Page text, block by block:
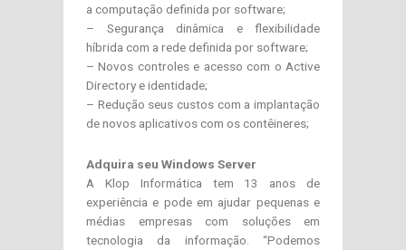
a computação definida por software;
– Segurança dinâmica e flexibilidade
híbrida com a rede definida por software;
– Novos controles e acesso com o Active
Directory e identidade;
– Redução seus custos com a implantação
de novos aplicativos com os contêineres;
Adquira seu Windows Server
A Klop Informática tem 13 anos de
experiência e pode em ajudar pequenas e
médias empresas com soluções em
tecnologia da informação. “Podemos